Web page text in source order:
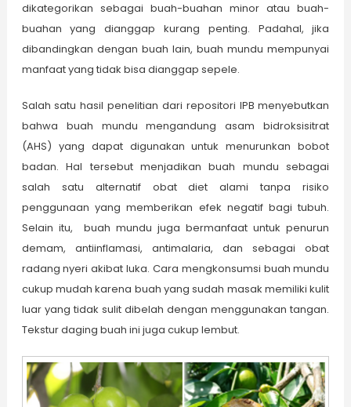
dikategorikan sebagai buah-buahan minor atau buah-
buahan yang dianggap kurang penting. Padahal, jika
dibandingkan dengan buah lain, buah mundu mempunyai
manfaat yang tidak bisa dianggap sepele.
Salah satu hasil penelitian dari repositori IPB menyebutkan
bahwa buah mundu mengandung asam bidroksisitrat
(AHS) yang dapat digunakan untuk menurunkan bobot
badan. Hal tersebut menjadikan buah mundu sebagai
salah satu alternatif obat diet alami tanpa risiko
penggunaan yang memberikan efek negatif bagi tubuh.
Selain itu, buah mundu juga bermanfaat untuk penurun
demam, antiinflamasi, antimalaria, dan sebagai obat
radang nyeri akibat luka. Cara mengkonsumsi buah mundu
cukup mudah karena buah yang sudah masak memiliki kulit
luar yang tidak sulit dibelah dengan menggunakan tangan.
Tekstur daging buah ini juga cukup lembut.